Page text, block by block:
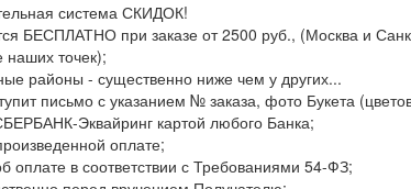
система СКИДОК!
БЕСПЛАТНО при заказе от 2500 руб., (Москва и
наших точек);
районы - существенно ниже чем у других...
письмо с указанием № заказа, фото Букета
Эквайринг картой любого Банка;
оплате;
в соответствии с Требованиями 54-ФЗ;